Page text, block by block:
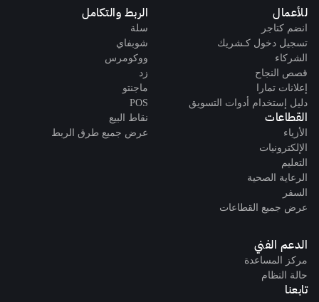
للأعمال
انضم كتاجر
تسجيل دخول كـشريك
الشركاء
قصص النجاح
إعلانات تمارا
دليل إستخدام أدوات التسويق
القطاعات
الأزياء
الإلكترونيات
التعليم
الرعاية الصحية
السفر
عرض جميع القطاعات
الربط والتكامل
سلة
شوبفاي
ووكومرس
زد
ماجنتو
POS
نقاط البيع
عرض جميع طرق الربط
الدعم الفني
مركز المساعدة
حالة النظام
تابعنا